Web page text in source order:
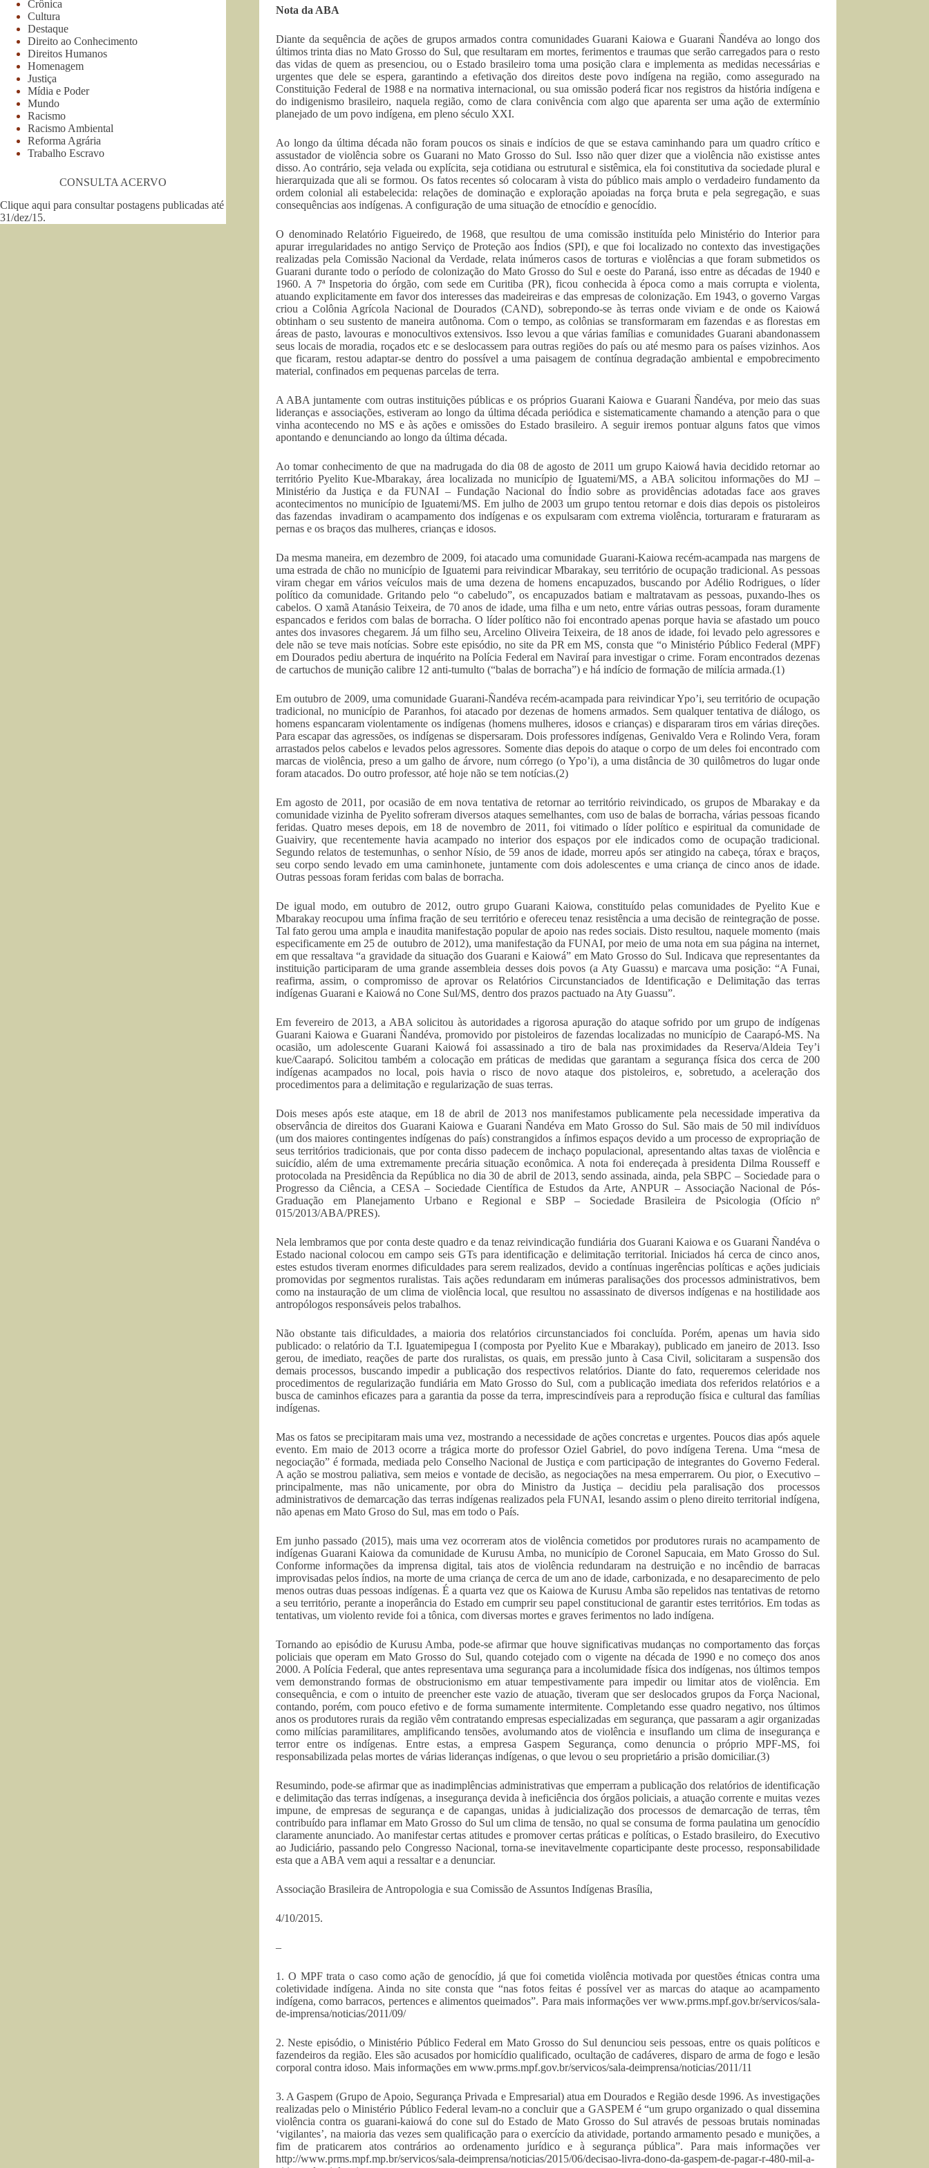
Nota da ABA
Diante da sequência de ações de grupos armados contra comunidades Guarani Kaiowa e Guarani Ñandéva ao longo dos
últimos trinta dias no Mato Grosso do Sul, que resultaram em mortes, ferimentos e traumas que serão carregados para o resto
das vidas de quem as presenciou, ou o Estado brasileiro toma uma posição clara e implementa as medidas necessárias e
urgentes que dele se espera, garantindo a efetivação dos direitos deste povo indígena na região, como assegurado na
Constituição Federal de 1988 e na normativa internacional, ou sua omissão poderá ficar nos registros da história indígena e
do indigenismo brasileiro, naquela região, como de clara conivência com algo que aparenta ser uma ação de extermínio
planejado de um povo indígena, em pleno século XXI.
Ao longo da última década não foram poucos os sinais e indícios de que se estava caminhando para um quadro crítico e
assustador de violência sobre os Guarani no Mato Grosso do Sul. Isso não quer dizer que a violência não existisse antes
disso. Ao contrário, seja velada ou explícita, seja cotidiana ou estrutural e sistêmica, ela foi constitutiva da sociedade plural e
hierarquizada que ali se formou. Os fatos recentes só colocaram à vista do público mais amplo o verdadeiro fundamento da
ordem colonial ali estabelecida: relações de dominação e exploração apoiadas na força bruta e pela segregação, e suas
consequências aos indígenas. A configuração de uma situação de etnocídio e genocídio.
O denominado Relatório Figueiredo, de 1968, que resultou de uma comissão instituída pelo Ministério do Interior para
apurar irregularidades no antigo Serviço de Proteção aos Índios (SPI), e que foi localizado no contexto das investigações
realizadas pela Comissão Nacional da Verdade, relata inúmeros casos de torturas e violências a que foram submetidos os
Guarani durante todo o período de colonização do Mato Grosso do Sul e oeste do Paraná, isso entre as décadas de 1940 e
1960. A 7ª Inspetoria do órgão, com sede em Curitiba (PR), ficou conhecida à época como a mais corrupta e violenta,
atuando explicitamente em favor dos interesses das madeireiras e das empresas de colonização. Em 1943, o governo Vargas
criou a Colônia Agrícola Nacional de Dourados (CAND), sobrepondo-se às terras onde viviam e de onde os Kaiowá
obtinham o seu sustento de maneira autônoma. Com o tempo, as colônias se transformaram em fazendas e as florestas em
áreas de pasto, lavouras e monocultivos extensivos. Isso levou a que várias famílias e comunidades Guarani abandonassem
seus locais de moradia, roçados etc e se deslocassem para outras regiões do país ou até mesmo para os países vizinhos. Aos
que ficaram, restou adaptar-se dentro do possível a uma paisagem de contínua degradação ambiental e empobrecimento
material, confinados em pequenas parcelas de terra.
A ABA juntamente com outras instituições públicas e os próprios Guarani Kaiowa e Guarani Ñandéva, por meio das suas
lideranças e associações, estiveram ao longo da última década periódica e sistematicamente chamando a atenção para o que
vinha acontecendo no MS e às ações e omissões do Estado brasileiro. A seguir iremos pontuar alguns fatos que vimos
apontando e denunciando ao longo da última década.
Ao tomar conhecimento de que na madrugada do dia 08 de agosto de 2011 um grupo Kaiowá havia decidido retornar ao
território Pyelito Kue-Mbarakay, área localizada no município de Iguatemi/MS, a ABA solicitou informações do MJ –
Ministério da Justiça e da FUNAI – Fundação Nacional do Índio sobre as providências adotadas face aos graves
acontecimentos no município de Iguatemi/MS. Em julho de 2003 um grupo tentou retornar e dois dias depois os pistoleiros
das fazendas invadiram o acampamento dos indígenas e os expulsaram com extrema violência, torturaram e fraturaram as
pernas e os braços das mulheres, crianças e idosos.
Da mesma maneira, em dezembro de 2009, foi atacado uma comunidade Guarani-Kaiowa recém-acampada nas margens de
uma estrada de chão no município de Iguatemi para reivindicar Mbarakay, seu território de ocupação tradicional. As pessoas
viram chegar em vários veículos mais de uma dezena de homens encapuzados, buscando por Adélio Rodrigues, o líder
político da comunidade. Gritando pelo “o cabeludo”, os encapuzados batiam e maltratavam as pessoas, puxando-lhes os
cabelos. O xamã Atanásio Teixeira, de 70 anos de idade, uma filha e um neto, entre várias outras pessoas, foram duramente
espancados e feridos com balas de borracha. O líder político não foi encontrado apenas porque havia se afastado um pouco
antes dos invasores chegarem. Já um filho seu, Arcelino Oliveira Teixeira, de 18 anos de idade, foi levado pelo agressores e
dele não se teve mais notícias. Sobre este episódio, no site da PR em MS, consta que “o Ministério Público Federal (MPF)
em Dourados pediu abertura de inquérito na Polícia Federal em Naviraí para investigar o crime. Foram encontrados dezenas
de cartuchos de munição calibre 12 anti-tumulto (“balas de borracha”) e há indício de formação de milícia armada.(1)
Em outubro de 2009, uma comunidade Guarani-Ñandéva recém-acampada para reivindicar Ypo’i, seu território de ocupação
tradicional, no município de Paranhos, foi atacado por dezenas de homens armados. Sem qualquer tentativa de diálogo, os
homens espancaram violentamente os indígenas (homens mulheres, idosos e crianças) e dispararam tiros em várias direções.
Para escapar das agressões, os indígenas se dispersaram. Dois professores indígenas, Genivaldo Vera e Rolindo Vera, foram
arrastados pelos cabelos e levados pelos agressores. Somente dias depois do ataque o corpo de um deles foi encontrado com
marcas de violência, preso a um galho de árvore, num córrego (o Ypo’i), a uma distância de 30 quilômetros do lugar onde
foram atacados. Do outro professor, até hoje não se tem notícias.(2)
Em agosto de 2011, por ocasião de em nova tentativa de retornar ao território reivindicado, os grupos de Mbarakay e da
comunidade vizinha de Pyelito sofreram diversos ataques semelhantes, com uso de balas de borracha, várias pessoas ficando
feridas. Quatro meses depois, em 18 de novembro de 2011, foi vitimado o líder político e espiritual da comunidade de
Guaiviry, que recentemente havia acampado no interior dos espaços por ele indicados como de ocupação tradicional.
Segundo relatos de testemunhas, o senhor Nísio, de 59 anos de idade, morreu após ser atingido na cabeça, tórax e braços,
seu corpo sendo levado em uma caminhonete, juntamente com dois adolescentes e uma criança de cinco anos de idade.
Outras pessoas foram feridas com balas de borracha.
De igual modo, em outubro de 2012, outro grupo Guarani Kaiowa, constituído pelas comunidades de Pyelito Kue e
Mbarakay reocupou uma ínfima fração de seu território e ofereceu tenaz resistência a uma decisão de reintegração de posse.
Tal fato gerou uma ampla e inaudita manifestação popular de apoio nas redes sociais. Disto resultou, naquele momento (mais
especificamente em 25 de outubro de 2012), uma manifestação da FUNAI, por meio de uma nota em sua página na internet,
em que ressaltava “a gravidade da situação dos Guarani e Kaiowá” em Mato Grosso do Sul. Indicava que representantes da
instituição participaram de uma grande assembleia desses dois povos (a Aty Guassu) e marcava uma posição: “A Funai,
reafirma, assim, o compromisso de aprovar os Relatórios Circunstanciados de Identificação e Delimitação das terras
indígenas Guarani e Kaiowá no Cone Sul/MS, dentro dos prazos pactuado na Aty Guassu”.
Em fevereiro de 2013, a ABA solicitou às autoridades a rigorosa apuração do ataque sofrido por um grupo de indígenas
Guarani Kaiowa e Guarani Ñandéva, promovido por pistoleiros de fazendas localizadas no município de Caarapó-MS. Na
ocasião, um adolescente Guarani Kaiowá foi assassinado a tiro de bala nas proximidades da Reserva/Aldeia Tey’i
kue/Caarapó. Solicitou também a colocação em práticas de medidas que garantam a segurança física dos cerca de 200
indígenas acampados no local, pois havia o risco de novo ataque dos pistoleiros, e, sobretudo, a aceleração dos
procedimentos para a delimitação e regularização de suas terras.
Dois meses após este ataque, em 18 de abril de 2013 nos manifestamos publicamente pela necessidade imperativa da
observância de direitos dos Guarani Kaiowa e Guarani Ñandéva em Mato Grosso do Sul. São mais de 50 mil indivíduos
(um dos maiores contingentes indígenas do país) constrangidos a ínfimos espaços devido a um processo de expropriação de
seus territórios tradicionais, que por conta disso padecem de inchaço populacional, apresentando altas taxas de violência e
suicídio, além de uma extremamente precária situação econômica. A nota foi endereçada à presidenta Dilma Rousseff e
protocolada na Presidência da República no dia 30 de abril de 2013, sendo assinada, ainda, pela SBPC – Sociedade para o
Progresso da Ciência, a CESA – Sociedade Científica de Estudos da Arte, ANPUR – Associação Nacional de Pós-
Graduação em Planejamento Urbano e Regional e SBP – Sociedade Brasileira de Psicologia (Ofício nº
015/2013/ABA/PRES).
Nela lembramos que por conta deste quadro e da tenaz reivindicação fundiária dos Guarani Kaiowa e os Guarani Ñandéva o
Estado nacional colocou em campo seis GTs para identificação e delimitação territorial. Iniciados há cerca de cinco anos,
estes estudos tiveram enormes dificuldades para serem realizados, devido a contínuas ingerências políticas e ações judiciais
promovidas por segmentos ruralistas. Tais ações redundaram em inúmeras paralisações dos processos administrativos, bem
como na instauração de um clima de violência local, que resultou no assassinato de diversos indígenas e na hostilidade aos
antropólogos responsáveis pelos trabalhos.
Não obstante tais dificuldades, a maioria dos relatórios circunstanciados foi concluída. Porém, apenas um havia sido
publicado: o relatório da T.I. Iguatemipegua I (composta por Pyelito Kue e Mbarakay), publicado em janeiro de 2013. Isso
gerou, de imediato, reações de parte dos ruralistas, os quais, em pressão junto à Casa Civil, solicitaram a suspensão dos
demais processos, buscando impedir a publicação dos respectivos relatórios. Diante do fato, requeremos celeridade nos
procedimentos de regularização fundiária em Mato Grosso do Sul, com a publicação imediata dos referidos relatórios e a
busca de caminhos eficazes para a garantia da posse da terra, imprescindíveis para a reprodução física e cultural das famílias
indígenas.
Mas os fatos se precipitaram mais uma vez, mostrando a necessidade de ações concretas e urgentes. Poucos dias após aquele
evento. Em maio de 2013 ocorre a trágica morte do professor Oziel Gabriel, do povo indígena Terena. Uma “mesa de
negociação” é formada, mediada pelo Conselho Nacional de Justiça e com participação de integrantes do Governo Federal.
A ação se mostrou paliativa, sem meios e vontade de decisão, as negociações na mesa emperrarem. Ou pior, o Executivo –
principalmente, mas não unicamente, por obra do Ministro da Justiça – decidiu pela paralisação dos processos
administrativos de demarcação das terras indígenas realizados pela FUNAI, lesando assim o pleno direito territorial indígena,
não apenas em Mato Groso do Sul, mas em todo o País.
Em junho passado (2015), mais uma vez ocorreram atos de violência cometidos por produtores rurais no acampamento de
indígenas Guarani Kaiowa da comunidade de Kurusu Amba, no município de Coronel Sapucaia, em Mato Grosso do Sul.
Conforme informações da imprensa digital, tais atos de violência redundaram na destruição e no incêndio de barracas
improvisadas pelos índios, na morte de uma criança de cerca de um ano de idade, carbonizada, e no desaparecimento de pelo
menos outras duas pessoas indígenas. É a quarta vez que os Kaiowa de Kurusu Amba são repelidos nas tentativas de retorno
a seu território, perante a inoperância do Estado em cumprir seu papel constitucional de garantir estes territórios. Em todas as
tentativas, um violento revide foi a tônica, com diversas mortes e graves ferimentos no lado indígena.
Tornando ao episódio de Kurusu Amba, pode-se afirmar que houve significativas mudanças no comportamento das forças
policiais que operam em Mato Grosso do Sul, quando cotejado com o vigente na década de 1990 e no começo dos anos
2000. A Polícia Federal, que antes representava uma segurança para a incolumidade física dos indígenas, nos últimos tempos
vem demonstrando formas de obstrucionismo em atuar tempestivamente para impedir ou limitar atos de violência. Em
consequência, e com o intuito de preencher este vazio de atuação, tiveram que ser deslocados grupos da Força Nacional,
contando, porém, com pouco efetivo e de forma sumamente intermitente. Completando esse quadro negativo, nos últimos
anos os produtores rurais da região vêm contratando empresas especializadas em segurança, que passaram a agir organizadas
como milícias paramilitares, amplificando tensões, avolumando atos de violência e insuflando um clima de insegurança e
terror entre os indígenas. Entre estas, a empresa Gaspem Segurança, como denuncia o próprio MPF-MS, foi
responsabilizada pelas mortes de várias lideranças indígenas, o que levou o seu proprietário a prisão domiciliar.(3)
Resumindo, pode-se afirmar que as inadimplências administrativas que emperram a publicação dos relatórios de identificação
e delimitação das terras indígenas, a insegurança devida à ineficiência dos órgãos policiais, a atuação corrente e muitas vezes
impune, de empresas de segurança e de capangas, unidas à judicialização dos processos de demarcação de terras, têm
contribuído para inflamar em Mato Grosso do Sul um clima de tensão, no qual se consuma de forma paulatina um genocídio
claramente anunciado. Ao manifestar certas atitudes e promover certas práticas e políticas, o Estado brasileiro, do Executivo
ao Judiciário, passando pelo Congresso Nacional, torna-se inevitavelmente coparticipante deste processo, responsabilidade
esta que a ABA vem aqui a ressaltar e a denunciar.
Associação Brasileira de Antropologia e sua Comissão de Assuntos Indígenas Brasília,
4/10/2015.
–
1. O MPF trata o caso como ação de genocídio, já que foi cometida violência motivada por questões étnicas contra uma
coletividade indígena. Ainda no site consta que “nas fotos feitas é possível ver as marcas do ataque ao acampamento
indígena, como barracos, pertences e alimentos queimados”. Para mais informações ver www.prms.mpf.gov.br/servicos/sala-
de-imprensa/noticias/2011/09/
2. Neste episódio, o Ministério Público Federal em Mato Grosso do Sul denunciou seis pessoas, entre os quais políticos e
fazendeiros da região. Eles são acusados por homicídio qualificado, ocultação de cadáveres, disparo de arma de fogo e lesão
corporal contra idoso. Mais informações em www.prms.mpf.gov.br/servicos/sala-deimprensa/noticias/2011/11
3. A Gaspem (Grupo de Apoio, Segurança Privada e Empresarial) atua em Dourados e Região desde 1996. As investigações
realizadas pelo o Ministério Público Federal levam-no a concluir que a GASPEM é “um grupo organizado o qual dissemina
violência contra os guarani-kaiowá do cone sul do Estado de Mato Grosso do Sul através de pessoas brutais nominadas
‘vigilantes’, na maioria das vezes sem qualificação para o exercício da atividade, portando armamento pesado e munições, a
fim de praticarem atos contrários ao ordenamento jurídico e à segurança pública”. Para mais informações ver
http://www.prms.mpf.mp.br/servicos/sala-deimprensa/noticias/2015/06/decisao-livra-dono-da-gaspem-de-pagar-r-480-mil-a-
Crônica
Cultura
Destaque
Direito ao Conhecimento
Direitos Humanos
Homenagem
Justiça
Mídia e Poder
Mundo
Racismo
Racismo Ambiental
Reforma Agrária
Trabalho Escravo
CONSULTA ACERVO
Clique aqui para consultar postagens publicadas até
31/dez/15.